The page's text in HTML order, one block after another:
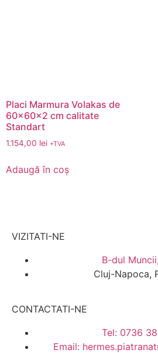
Placi Marmura Volakas de
60x60x2 cm calitate
Standart
1.154,00 lei +TVA
Adaugă în coș
VIZITATI-NE
B-dul
Cluj-Napoca,
CONTACTATI-NE
Tel: 0736
Email: